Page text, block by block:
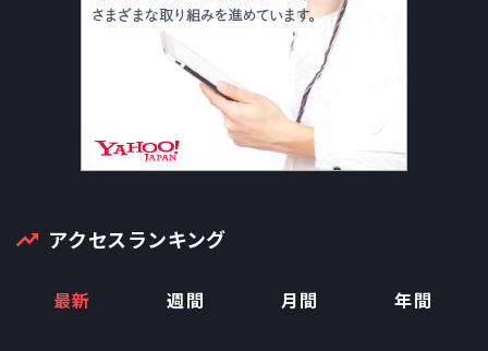
アクセスランキング
最新 週間 月間 年間